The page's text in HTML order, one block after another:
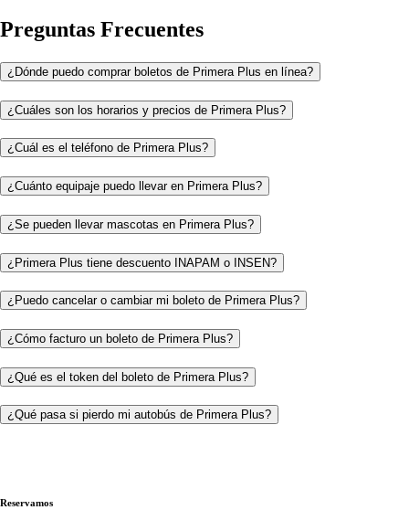
Preguntas Frecuentes
¿Dónde puedo comprar boletos de Primera Plus en línea?
¿Cuáles son los horarios y precios de Primera Plus?
¿Cuál es el teléfono de Primera Plus?
¿Cuánto equipaje puedo llevar en Primera Plus?
¿Se pueden llevar mascotas en Primera Plus?
¿Primera Plus tiene descuento INAPAM o INSEN?
¿Puedo cancelar o cambiar mi boleto de Primera Plus?
¿Cómo facturo un boleto de Primera Plus?
¿Qué es el token del boleto de Primera Plus?
¿Qué pasa si pierdo mi autobús de Primera Plus?
Reservamos